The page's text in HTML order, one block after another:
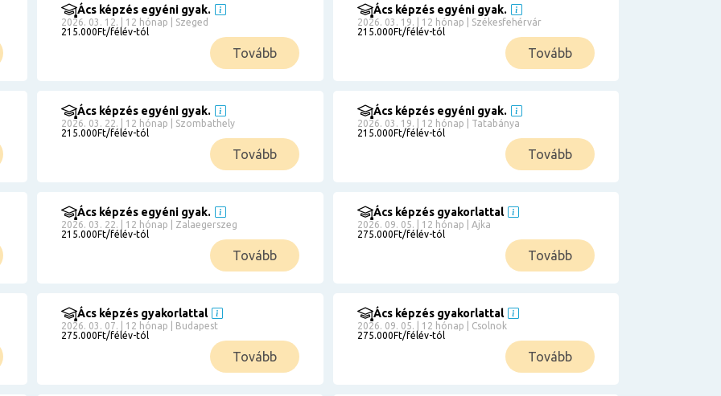
Ács képzés egyéni gyak.
2026. 03. 12. | 12 hónap | Szeged
215.000Ft/félév-tól
Tovább
Ács képzés egyéni gyak.
2026. 03. 19. | 12 hónap | Székesfehérvár
215.000Ft/félév-tól
Tovább
Ács képzés egyéni gyak.
2026. 03. 22. | 12 hónap | Szombathely
215.000Ft/félév-tól
Tovább
Ács képzés egyéni gyak.
2026. 03. 19. | 12 hónap | Tatabánya
215.000Ft/félév-tól
Tovább
Ács képzés egyéni gyak.
2026. 03. 22. | 12 hónap | Zalaegerszeg
215.000Ft/félév-tól
Tovább
Ács képzés gyakorlattal
2026. 09. 05. | 12 hónap | Ajka
275.000Ft/félév-tól
Tovább
Ács képzés gyakorlattal
2026. 03. 07. | 12 hónap | Budapest
275.000Ft/félév-tól
Tovább
Ács képzés gyakorlattal
2026. 09. 05. | 12 hónap | Csolnok
275.000Ft/félév-tól
Tovább